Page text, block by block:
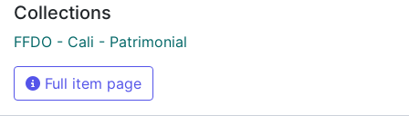
Collections
FFDO - Cali - Patrimonial
Full item page